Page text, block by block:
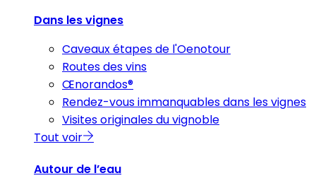
Dans les vignes
Caveaux étapes de l'Oenotour
Routes des vins
Œnorandos®
Rendez-vous immanquables dans les vignes
Visites originales du vignoble
Tout voir
Autour de l’eau